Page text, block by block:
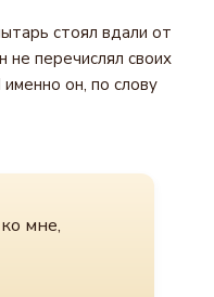
стоял вдали от
не перечислял своих
он, по слову
мне,